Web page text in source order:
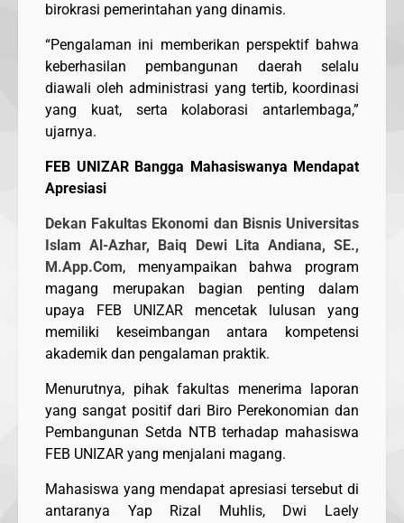
birokrasi pemerintahan yang dinamis.
“Pengalaman ini memberikan perspektif bahwa
keberhasilan pembangunan daerah selalu
diawali oleh administrasi yang tertib, koordinasi
yang kuat, serta kolaborasi antarlembaga,”
ujarnya.
FEB UNIZAR Bangga Mahasiswanya Mendapat
Apresiasi
Dekan Fakultas Ekonomi dan Bisnis Universitas
Islam Al-Azhar, Baiq Dewi Lita Andiana, SE.,
M.App.Com, menyampaikan bahwa program
magang merupakan bagian penting dalam
upaya FEB UNIZAR mencetak lulusan yang
memiliki keseimbangan antara kompetensi
akademik dan pengalaman praktik.
Menurutnya, pihak fakultas menerima laporan
yang sangat positif dari Biro Perekonomian dan
Pembangunan Setda NTB terhadap mahasiswa
FEB UNIZAR yang menjalani magang.
Mahasiswa yang mendapat apresiasi tersebut di
antaranya Yap Rizal Muhlis, Dwi Laely